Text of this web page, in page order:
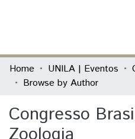
Communities & Collections
All of DSpace
Home UNILA | Eventos
Browse by Author
Congresso